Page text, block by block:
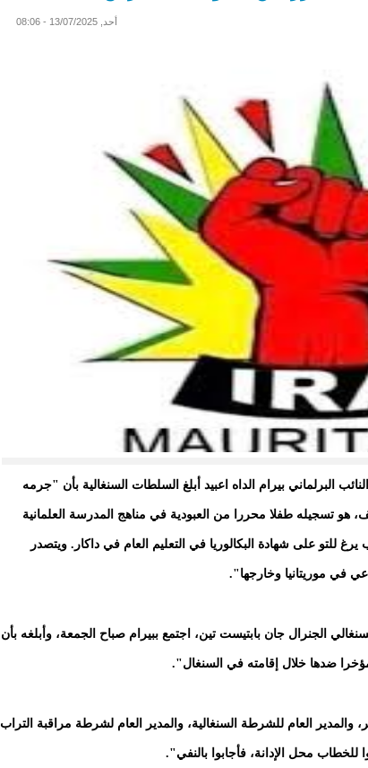
أحد, 13/07/2025 - 08:06
البرلماني بيرام الداه اعبيد أبلغ السلطات السنغالية بأن "جرمه
هو تسجيله طفلا محررا من العبودية في مناهج المدرسة العلمانية
للتو على شهادة البكالوريا في التعليم العام في داكار. ويتصدر
في موريتانيا وخارجها".
الجنرال جان بابتيست تين، اجتمع ببيرام صباح الجمعة، وأبلغه بأن
ضدها خلال إقامته في السنغال".
والمدير العام للشرطة السنغالية، والمدير العام لشرطة مراقبة التراب
للخطاب محل الإدانة، فأجابوا بالنفي".